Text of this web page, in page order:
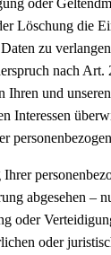
Löschung die
zu
nach
Ihren und
Interessen
abgesehen –
oder
oder